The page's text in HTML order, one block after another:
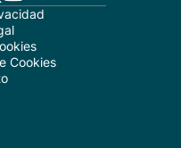
Cookies